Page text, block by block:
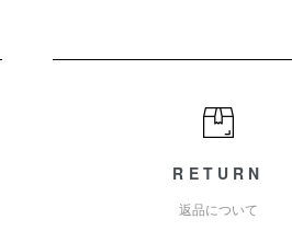
RETURN
返品について